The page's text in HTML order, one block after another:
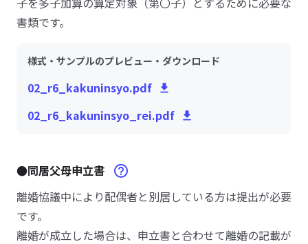
書類です。
様式・サンプルのプレビュー・ダウンロード
02_r6_kakuninsyo.pdf
02_r6_kakuninsyo_rei.pdf
●同居父母申立書
離婚協議中により配偶者と別居している方は提出が必要
です。
離婚が成立した場合は、申立書と合わせて離婚の記載が